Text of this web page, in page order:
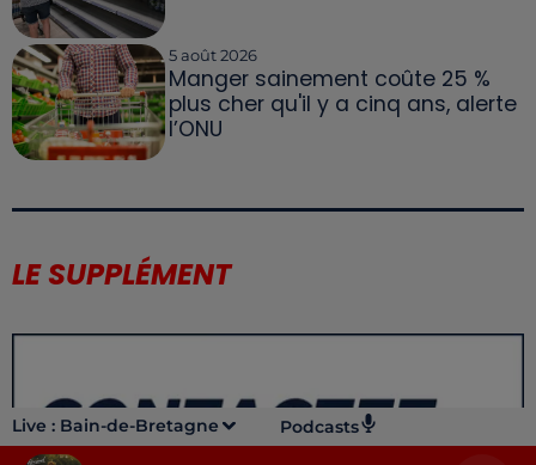
Live : Bain-de-Bretagne Podcasts
5 août 2026
Manger sainement coûte 25 %
plus cher qu'il y a cinq ans, alerte
l’ONU
LE SUPPLÉMENT